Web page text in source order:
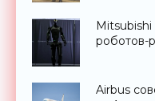
Mitsubishi
роботов-
Airbus